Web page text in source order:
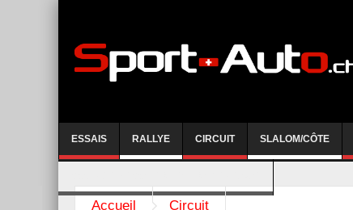
ESSAIS RALLYE CIRCUIT SLALOM/CÔTE
Accueil Circuit